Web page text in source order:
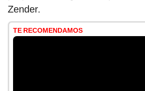
Zender.
TE RECOMENDAMOS